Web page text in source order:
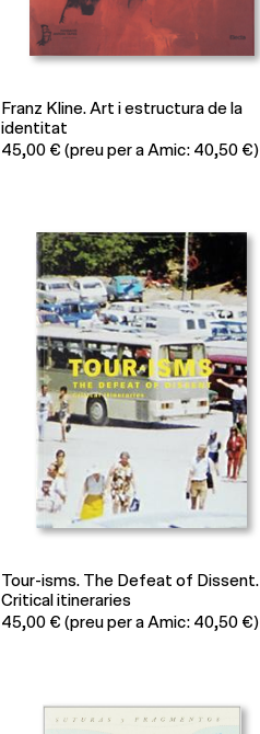
Franz Kline. Art i estructura de la
identitat
45,00 € (preu per a Amic: 40,50 €)
Tour-isms. The Defeat of Dissent.
Critical itineraries
45,00 € (preu per a Amic: 40,50 €)